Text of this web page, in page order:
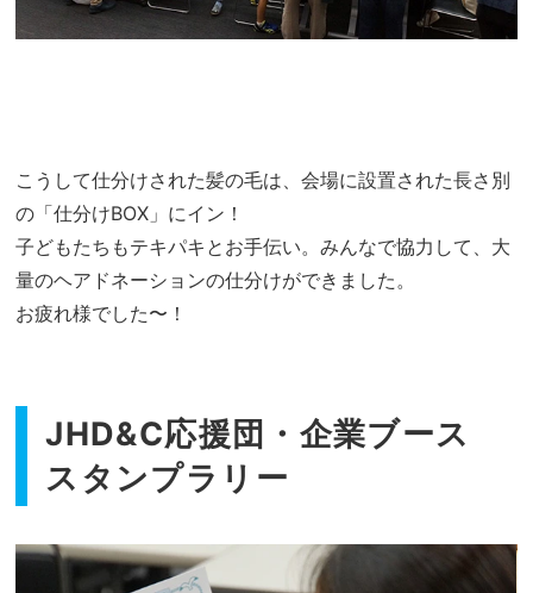
こうして仕分けされた髪の毛は、会場に設置された長さ別
の「仕分けBOX」にイン！
子どもたちもテキパキとお手伝い。みんなで協力して、大
量のヘアドネーションの仕分けができました。
お疲れ様でした〜！
JHD&C応援団・企業ブース
スタンプラリー